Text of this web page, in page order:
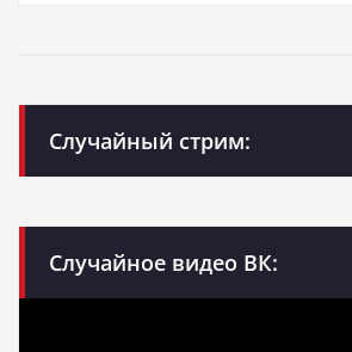
Случайный стрим:
Случайное видео ВК: